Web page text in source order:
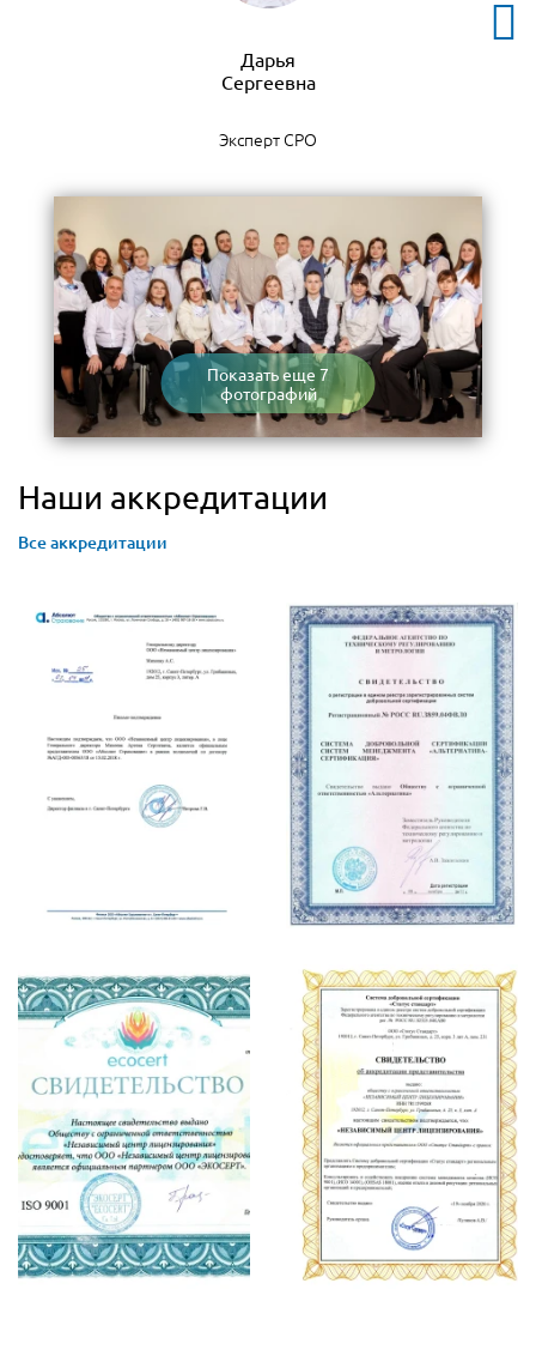
Дарья
Сергеевна
Эксперт СРО
Показать еще 7
фотографий
Наши аккредитации
Все аккредитации